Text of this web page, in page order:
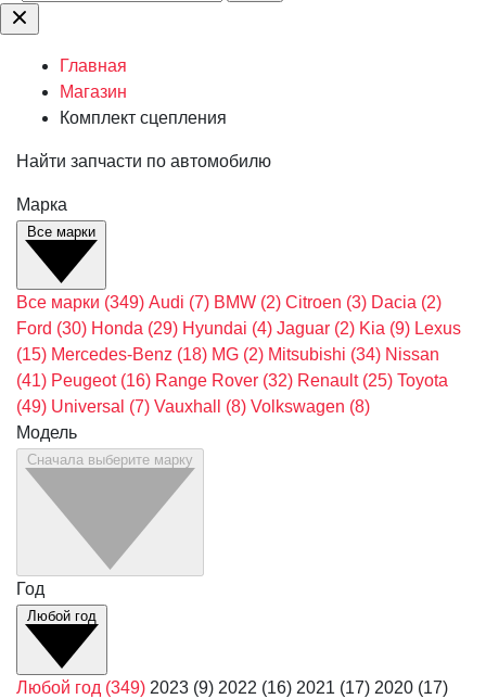
Главная
Магазин
Комплект сцепления
Найти запчасти по автомобилю
Марка
Все марки
Все марки (349) Audi (7) BMW (2) Citroen (3) Dacia (2)
Ford (30) Honda (29) Hyundai (4) Jaguar (2) Kia (9) Lexus
(15) Mercedes-Benz (18) MG (2) Mitsubishi (34) Nissan
(41) Peugeot (16) Range Rover (32) Renault (25) Toyota
(49) Universal (7) Vauxhall (8) Volkswagen (8)
Модель
Сначала выберите марку
Год
Любой год
Любой год (349) 2023 (9) 2022 (16) 2021 (17) 2020 (17)